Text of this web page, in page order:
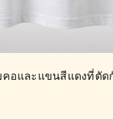
อและแขนสีแดงที่ตั